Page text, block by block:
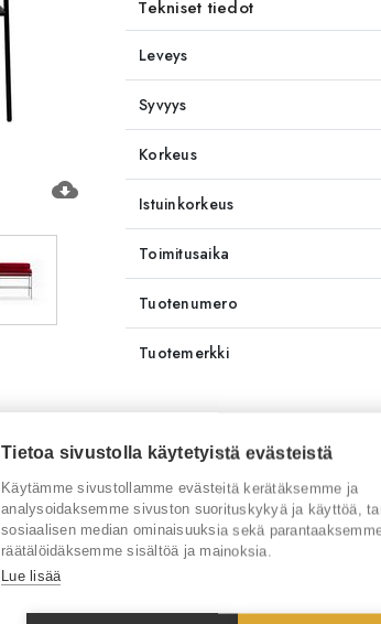
cloud_download
Tekniset tiedot
Leveys
Syvyys
Korkeus
Istuinkorkeus
Toimitusaika
Tuotenumero
Tuotemerkki
Sinua saattaisi
Tietoa sivustolla käytetyistä evästeistä
Käytämme sivustollamme evästeitä kerätäksemme ja
analysoidaksemme sivuston suorituskykyä ja käyttöä,
sosiaalisen median ominaisuuksia sekä
räätälöidäksemme sisältöä ja mainoksia.
Lue lisää